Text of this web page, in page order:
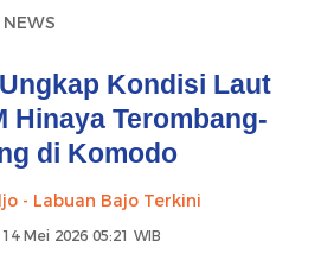
NEWS
Kondisi Laut
Hinaya Terombang-
di Komodo
- Labuan Bajo Terkini
Mei 2026 05:21 WIB